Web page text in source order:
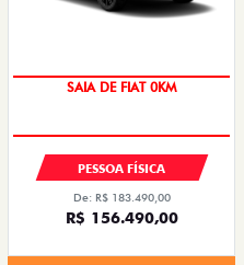
SAIA DE FIAT 0KM
PESSOA FÍSICA
De: R$ 183.490,00
R$ 156.490,00